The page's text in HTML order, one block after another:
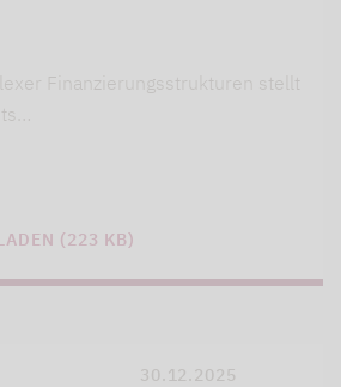
Finanzierungsstrukturen stellt
(223 KB)
30.12.2025